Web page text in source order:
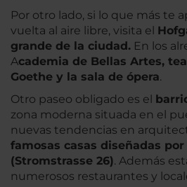
Por otro lado, si lo que más te
vuelta al aire libre, visita el
grande de la ciudad. En los
Academia de Bellas Artes,
Goethe y la sala de ópera.
Otro paseo obligado es el
zona moderna situada en el
nuevas tendencias en
famosas casas diseñadas por
(Stromstrasse 26). Además
numerosos restaurantes y